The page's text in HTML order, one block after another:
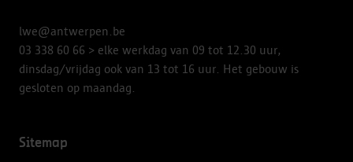
lwe@antwerpen.be
03 338 60 66 > elke werkdag van 09 tot 12.30 uur,
dinsdag/vrijdag ook van 13 tot 16 uur. Het gebouw is
gesloten op maandag.
Sitemap